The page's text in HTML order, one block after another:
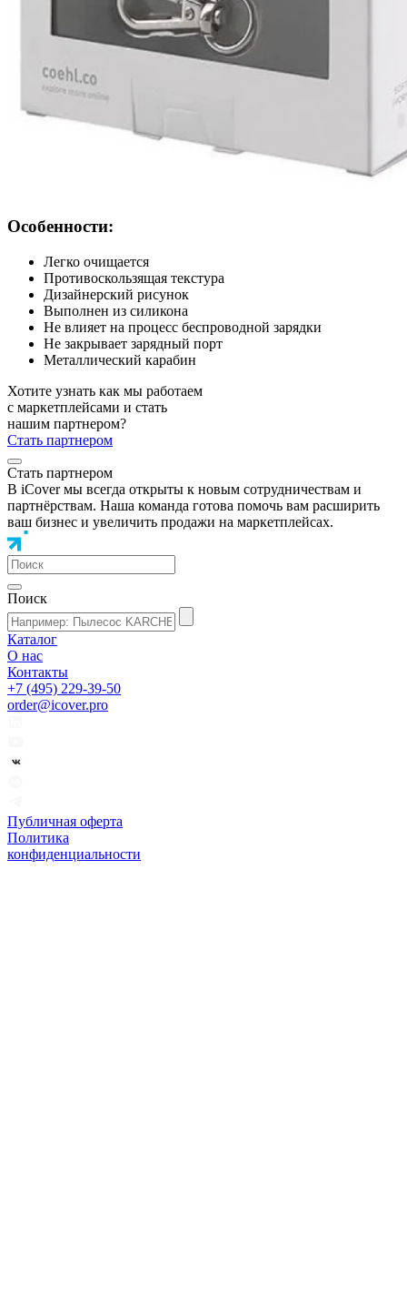
Особенности:
Легко очищается
Противоскользящая текстура
Дизайнерский рисунок
Выполнен из силикона
Не влияет на процесс беспроводной зарядки
Не закрывает зарядный порт
Металлический карабин
Хотите узнать как мы работаем
с маркетплейсами и стать
нашим партнером?
Стать партнером
Стать партнером
В iCover мы всегда открыты к новым сотрудничествам и
партнёрствам. Наша команда готова помочь вам расширить
ваш бизнес и увеличить продажи на маркетплейсах.
Поиск
Каталог
О нас
Контакты
+7 (495) 229-39-50
order@icover.pro
Публичная оферта
Политика
конфиденциальности